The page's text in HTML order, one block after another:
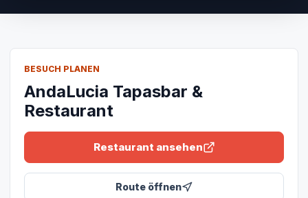
BESUCH PLANEN
AndaLucia Tapasbar &
Restaurant
Restaurant ansehen
Route öffnen